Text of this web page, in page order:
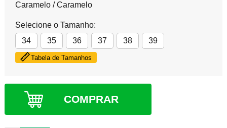
Caramelo / Caramelo
Selecione o Tamanho:
34
35 36 37 38 39
Tabela de Tamanhos
COMPRAR